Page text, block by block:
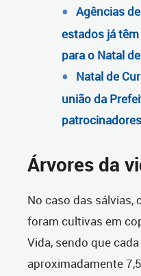
Agências
estados já
para o Natal
Natal de
união da
patrocinadores
Árvores da
No caso das sálvias,
foram cultivas em
Vida, sendo que
aproximadamente